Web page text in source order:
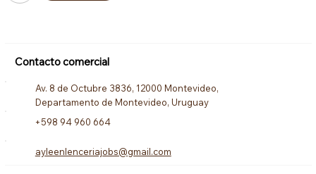
Contacto comercial
Av. 8 de Octubre 3836, 12000 Montevideo,
Departamento de Montevideo, Uruguay
+598 94 960 664
ayleenlenceriajobs@gmail.com